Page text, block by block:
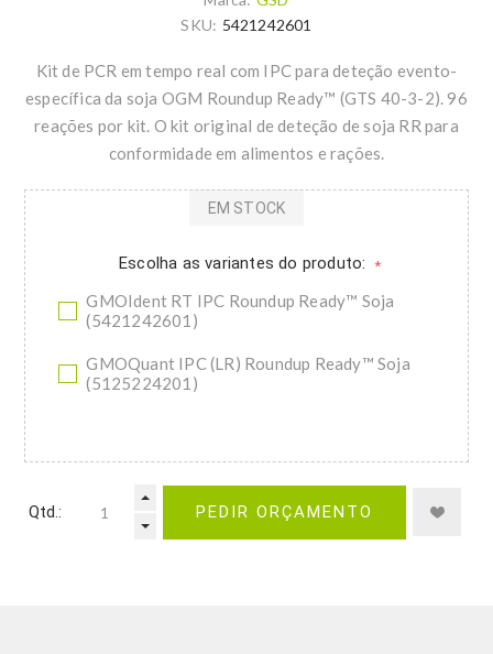
SKU: 5421242601
Kit de PCR em tempo real com IPC para deteção evento-
específica da soja OGM Roundup Ready™ (GTS 40-3-2). 96
reações por kit. O kit original de deteção de soja RR para
conformidade em alimentos e rações.
Escolha as variantes do produto: *
GMOIdent RT IPC Roundup Ready™ Soja
(5421242601)
GMOQuant IPC (LR) Roundup Ready™ Soja
(5125224201)
EM STOCK
Qtd.: PEDIR ORÇAMENTO